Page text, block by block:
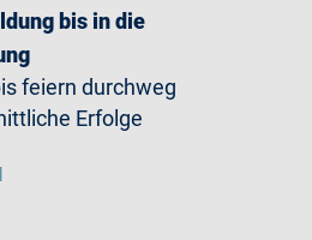
bis in die
feiern durchweg
Erfolge